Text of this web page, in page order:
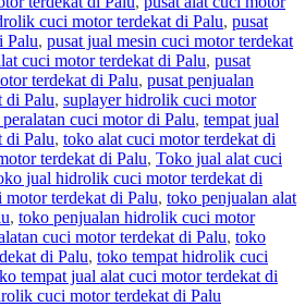
cuci motor terdekat di Palu, pusat
Palu, pusat jual mesin cuci motor terdekat
cuci motor terdekat di Palu, pusat
terdekat di Palu, pusat penjualan
di Palu, suplayer hidrolik cuci motor
cuci motor di Palu, tempat jual
di Palu, toko alat cuci motor terdekat di
terdekat di Palu, Toko jual alat cuci
jual hidrolik cuci motor terdekat di
terdekat di Palu, toko penjualan alat
, toko penjualan hidrolik cuci motor
cuci motor terdekat di Palu, toko
di Palu, toko tempat hidrolik cuci
tempat jual alat cuci motor terdekat di
cuci motor terdekat di Palu